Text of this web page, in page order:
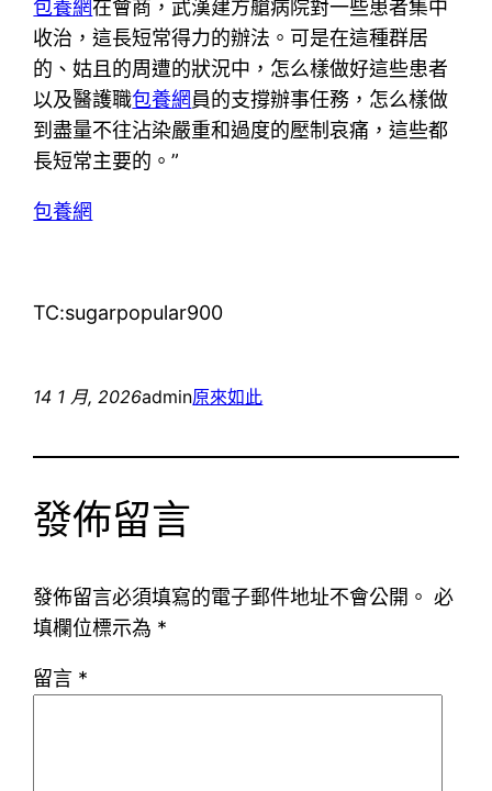
包養網在會商，武漢建方艙病院對一些患者集中
收治，這長短常得力的辦法。可是在這種群居
的、姑且的周遭的狀況中，怎么樣做好這些患者
以及醫護職包養網員的支撐辦事任務，怎么樣做
到盡量不往沾染嚴重和過度的壓制哀痛，這些都
長短常主要的。”
包養網
TC:sugarpopular900
14 1 月, 2026admin原來如此
發佈留言
發佈留言必須填寫的電子郵件地址不會公開。 必
填欄位標示為 *
留言 *